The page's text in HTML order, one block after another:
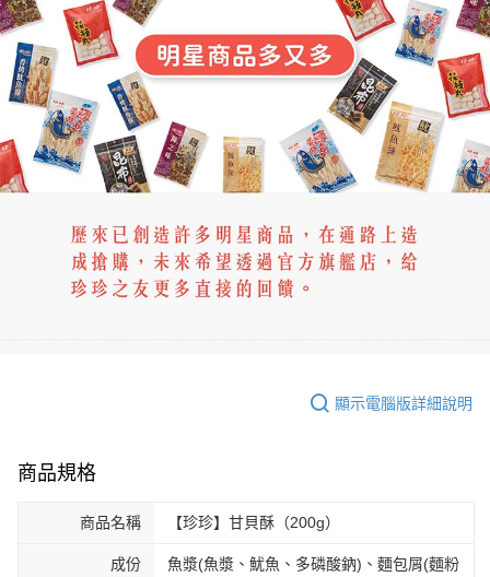
顯示電腦版詳細說明
商品規格
商品名稱 【珍珍】甘貝酥（200g）
成份
魚漿(魚漿、魷魚、多磷酸鈉)、麵包屑(麵粉